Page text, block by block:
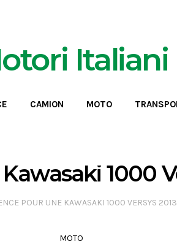
Italiani
CAMION MOTO
1000
POUR UNE KAWASAKI 1000 VERSYS
MOTO